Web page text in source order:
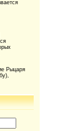
Рыцаря